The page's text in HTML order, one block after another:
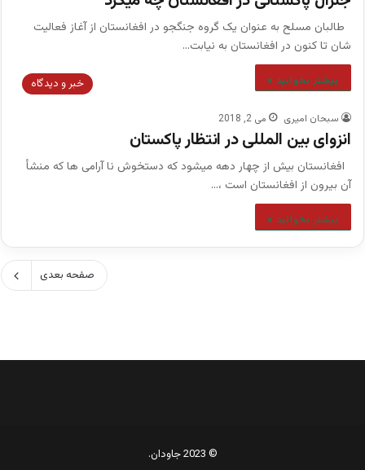
طالبان مسلح به عنوان یک گروه جنگجو در افغانستان از آغاز فعالیت
شان تا کنون در افغانستان به نیابت…
بیشتر بخوانید » خبر و دیدگاه
سبحان امیری می 2, 2018
انزوای بین المللی در انتظار پاکستان
افغانستان بیش از چهار دهه میشود که دستخوش نا آرامی ها که منشأ
آن بیرون از افغانستان است ،…
بیشتر بخوانید »
صفحه بعدی
© 2023 جاودان.